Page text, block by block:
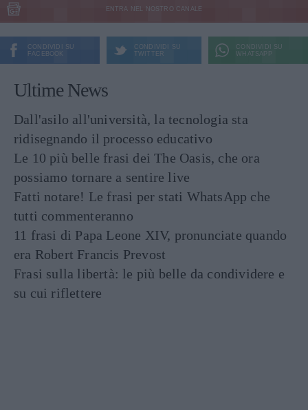
ENTRA NEL NOSTRO CANALE
CONDIVIDI SU
FACEBOOK
CONDIVIDI SU
TWITTER
CONDIVIDI SU
WHATSAPP
Ultime News
Dall'asilo all'università, la tecnologia sta
ridisegnando il processo educativo
Le 10 più belle frasi dei The Oasis, che ora
possiamo tornare a sentire live
Fatti notare! Le frasi per stati WhatsApp che
tutti commenteranno
11 frasi di Papa Leone XIV, pronunciate quando
era Robert Francis Prevost
Frasi sulla libertà: le più belle da condividere e
su cui riflettere